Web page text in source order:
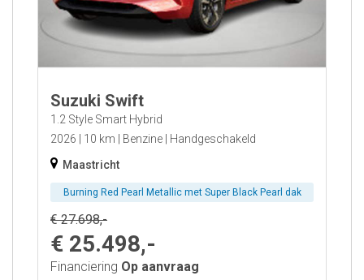
Suzuki Swift
1.2 Style Smart Hybrid
2026
10 km Benzine
Handgeschakeld
Maastricht
Burning Red Pearl Metallic met Super Black Pearl dak
€ 27.698,-
€ 25.498,-
Financiering Op aanvraag